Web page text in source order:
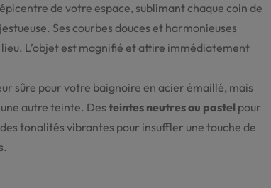
de votre espace, sublimant chaque coin de
Ses courbes douces et harmonieuses
L’objet est magnifié et attire immédiatement
sûre pour votre baignoire en acier émaillé, mais
autre teinte. Des teintes neutres ou pastel pour
tonalités vibrantes pour insuffler une touche de